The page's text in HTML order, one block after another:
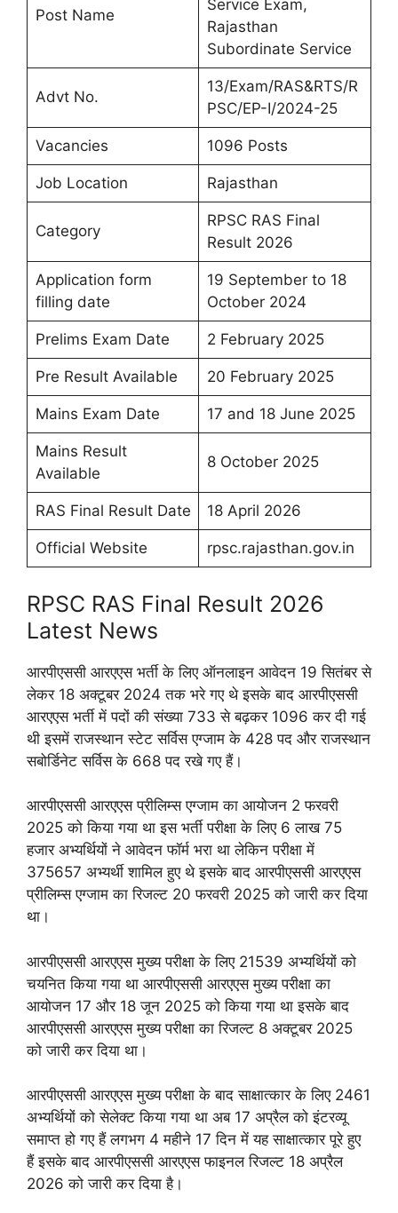
Post Name
Service Exam,
Rajasthan
Subordinate Service
Advt No.
13/Exam/RAS&RTS/R
PSC/EP-I/2024-25
Vacancies 1096 Posts
Job Location Rajasthan
Category
RPSC RAS Final
Result 2026
Application form
filling date
19 September to 18
October 2024
Prelims Exam Date 2 February 2025
Pre Result Available 20 February 2025
Mains Exam Date 17 and 18 June 2025
Mains Result
Available
8 October 2025
RAS Final Result Date 18 April 2026
Official Website rpsc.rajasthan.gov.in
RPSC RAS Final Result 2026
Latest News
आरपीएससी आरएएस भर्ती के लिए ऑनलाइन आवेदन 19 सितंबर से
लेकर 18 अक्टूबर 2024 तक भरे गए थे इसके बाद आरपीएससी
आरएएस भर्ती में पदों की संख्या 733 से बढ़कर 1096 कर दी गई
थी इसमें राजस्थान स्टेट सर्विस एग्जाम के 428 पद और राजस्थान
सबोर्डिनेट सर्विस के 668 पद रखे गए हैं।
आरपीएससी आरएएस प्रीलिम्स एग्जाम का आयोजन 2 फरवरी
2025 को किया गया था इस भर्ती परीक्षा के लिए 6 लाख 75
हजार अभ्यर्थियों ने आवेदन फॉर्म भरा था लेकिन परीक्षा में
375657 अभ्यर्थी शामिल हुए थे इसके बाद आरपीएससी आरएएस
प्रीलिम्स एग्जाम का रिजल्ट 20 फरवरी 2025 को जारी कर दिया
था।
आरपीएससी आरएएस मुख्य परीक्षा के लिए 21539 अभ्यर्थियों को
चयनित किया गया था आरपीएससी आरएएस मुख्य परीक्षा का
आयोजन 17 और 18 जून 2025 को किया गया था इसके बाद
आरपीएससी आरएएस मुख्य परीक्षा का रिजल्ट 8 अक्टूबर 2025
को जारी कर दिया था।
आरपीएससी आरएएस मुख्य परीक्षा के बाद साक्षात्कार के लिए 2461
अभ्यर्थियों को सेलेक्ट किया गया था अब 17 अप्रैल को इंटरव्यू
समाप्त हो गए हैं लगभग 4 महीने 17 दिन में यह साक्षात्कार पूरे हुए
हैं इसके बाद आरपीएससी आरएएस फाइनल रिजल्ट 18 अप्रैल
2026 को जारी कर दिया है।